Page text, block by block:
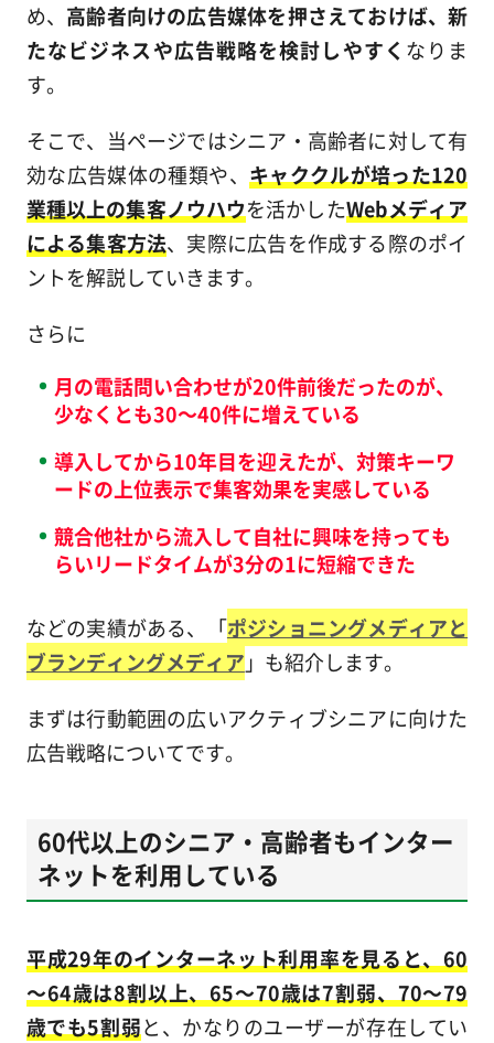
め、 高齢者向けの広告媒体を押さえておけば、新
たなビジネスや広告戦略を検討しやすく なりま
す。
そこで、当ページではシニア・高齢者に対して有
効な広告媒体の種類や、 キャククルが培った120
業種以上の集客ノウハウを活かしたWebメディア
による集客方法、実際に広告を作成する際のポイ
ントを解説していきます。
さらに
月の電話問い合わせが20件前後だったのが、
少なくとも30～40件に増えている
導入してから10年目を迎えたが、対策キーワ
ードの上位表示で集客効果を実感している
競合他社から流入して自社に興味を持っても
らいリードタイムが3分の1に短縮できた
などの実績がある、「ポジショニングメディアと
ブランディングメディア 」も紹介します。
まずは行動範囲の広いアクティブシニアに向けた
広告戦略についてです。
60代以上のシニア・高齢者もインター
ネットを利用している
平成29年のインターネット利用率を見ると、60
～64歳は8割以上、65～70歳は7割弱、70～79
歳でも5割弱と、かなりのユーザーが存在してい